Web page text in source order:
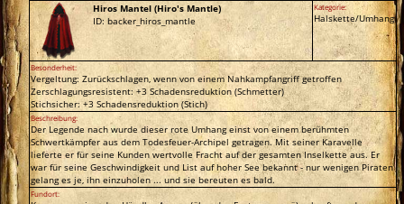
Hiros Mantel (Hiro's Mantle)
ID: backer_hiros_mantle
Kategorie:
Halskette/Umhang
Besonderheit:
Vergeltung: Zurückschlagen, wenn von einem Nahkampfangriff getroffen
Zerschlagungsresistent: +3 Schadensreduktion (Schmetter)
Stichsicher: +3 Schadensreduktion (Stich)
Beschreibung:
Der Legende nach wurde dieser rote Umhang einst von einem berühmten
Schwertkämpfer aus dem Todesfeuer-Archipel getragen. Mit seiner Karavelle
lieferte er für seine Kunden wertvolle Fracht auf der gesamten Inselkette aus. Er
war für seine Geschwindigkeit und List auf hoher See bekannt - nur wenigen Piraten
gelang es je, ihn einzuholen ... und sie bereuten es bald.
Fundort: